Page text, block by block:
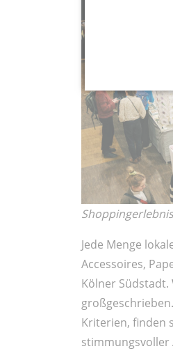
Jede Menge
Accessoires,
Kölner
Kriterien, finden
stimmungsvoller